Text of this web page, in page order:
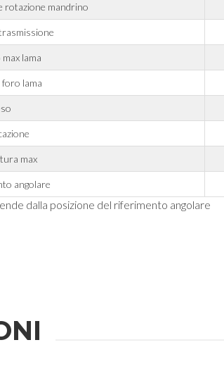
del settore per le loro attività di marketing.
rotazione mandrino
lama
lama
max
angolare
dalla posizione del riferimento angolare